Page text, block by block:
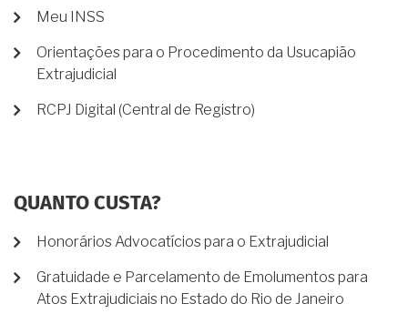
Meu INSS
Orientações para o Procedimento da Usucapião
Extrajudicial
RCPJ Digital (Central de Registro)
QUANTO CUSTA?
Honorários Advocatícios para o Extrajudicial
Gratuidade e Parcelamento de Emolumentos para
Atos Extrajudiciais no Estado do Rio de Janeiro